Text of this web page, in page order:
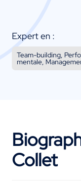
Expert en :
Team-building,
mentale,
Collet